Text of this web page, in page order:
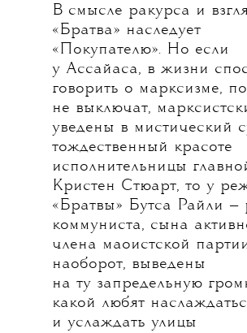
В смысле ракурса и
«Братва» наследует
«Покупателю». Но если
у Ассайаса, в жизни
говорить о марксизме,
не выключат,
уведены в мистический
тождественный красоте
исполнительницы
Кристен Стюарт, то у
«Братвы» Бутса Райли —
коммуниста, сына
члена маоистской
наоборот, выведены
на ту запредельную
какой любят
и услаждать улицы